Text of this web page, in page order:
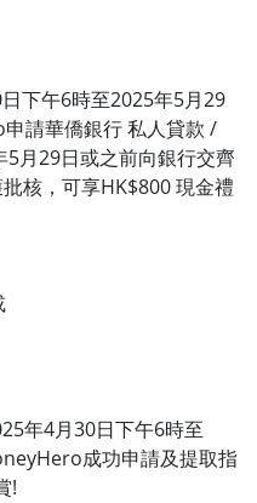
下午6時至2025年5月29
請華僑銀行 私人貸款 /
月29日或之前向銀行交齊
核，可享HK$800 現金禮
年4月30日下午6時至
成功申請及提取指
!